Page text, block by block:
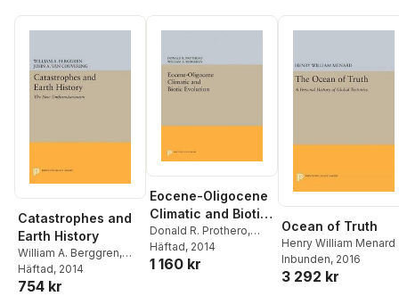
Catastrophes and
Earth History
William A. Berggren,
John A. Van Couvering
Häftad, 2014
754 kr
Eocene-Oligocene
Climatic and Biotic
Evolution
Donald R. Prothero,
William A. Berggren
Häftad, 2014
1 160 kr
Ocean of Truth
Henry William Menard
Inbunden, 2016
3 292 kr